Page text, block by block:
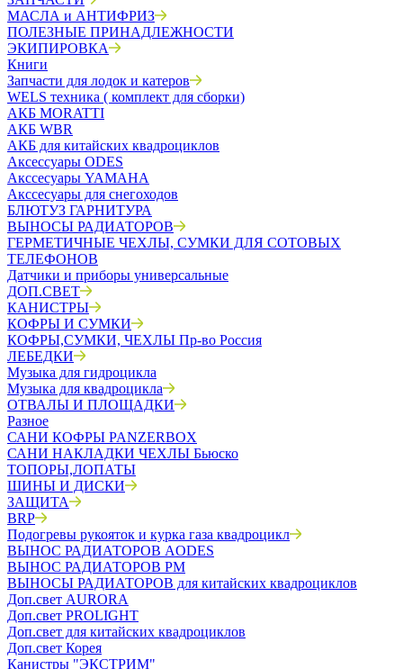
МАСЛА и АНТИФРИЗ
ПОЛЕЗНЫЕ ПРИНАДЛЕЖНОСТИ
ЭКИПИРОВКА
Книги
Запчасти для лодок и катеров
WELS техника ( комплект для сборки)
АКБ MORATTI
АКБ WBR
АКБ для китайских квадроциклов
Аксессуары ODES
Акссесуары YAMAHA
Акссесуары для снегоходов
БЛЮТУЗ ГАРНИТУРА
ВЫНОСЫ РАДИАТОРОВ
ГЕРМЕТИЧНЫЕ ЧЕХЛЫ, СУМКИ ДЛЯ СОТОВЫХ
ТЕЛЕФОНОВ
Датчики и приборы универсальные
ДОП.СВЕТ
КАНИСТРЫ
КОФРЫ И СУМКИ
КОФРЫ,СУМКИ, ЧЕХЛЫ Пр-во Россия
ЛЕБЕДКИ
Музыка для гидроцикла
Музыка для квадроцикла
ОТВАЛЫ И ПЛОЩАДКИ
Разное
САНИ КОФРЫ PANZERBOX
САНИ НАКЛАДКИ ЧЕХЛЫ Бьюско
ТОПОРЫ,ЛОПАТЫ
ШИНЫ И ДИСКИ
ЗАЩИТА
BRP
Подогревы рукояток и курка газа квадроцикл
ВЫНОС РАДИАТОРОВ AODES
ВЫНОС РАДИАТОРОВ РМ
ВЫНОСЫ РАДИАТОРОВ для китайских квадроциклов
Доп.свет AURORA
Доп.свет PROLIGHT
Доп.свет для китайских квадроциклов
Доп.свет Корея
Канистры "ЭКСТРИМ"